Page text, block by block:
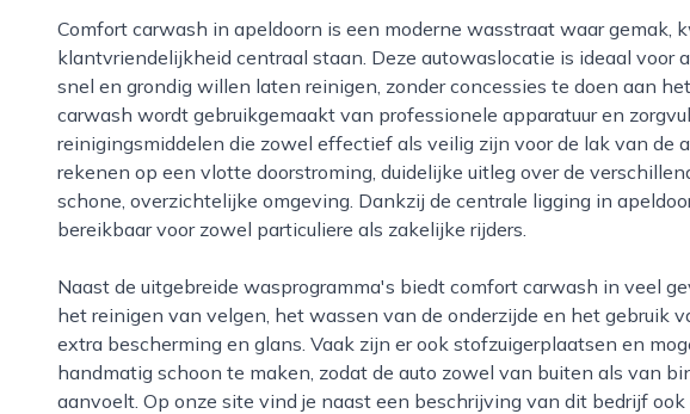
Comfort carwash in apeldoorn is een moderne wasstraat waar gemak, kwaliteit en
klantvriendelijkheid centraal staan. Deze autowaslocatie is ideaal voor
snel en grondig willen laten reinigen, zonder concessies te doen aan
carwash wordt gebruikgemaakt van professionele apparatuur en
reinigingsmiddelen die zowel effectief als veilig zijn voor de lak van de
rekenen op een vlotte doorstroming, duidelijke uitleg over de
schone, overzichtelijke omgeving. Dankzij de centrale ligging in
bereikbaar voor zowel particuliere als zakelijke rijders.
Naast de uitgebreide wasprogramma's biedt comfort carwash in veel gevallen extra services, zoals
het reinigen van velgen, het wassen van de onderzijde en het gebruik
extra bescherming en glans. Vaak zijn er ook stofzuigerplaatsen en
handmatig schoon te maken, zodat de auto zowel van buiten als van
aanvoelt. Op onze site vind je naast een beschrijving van dit bedrijf ook